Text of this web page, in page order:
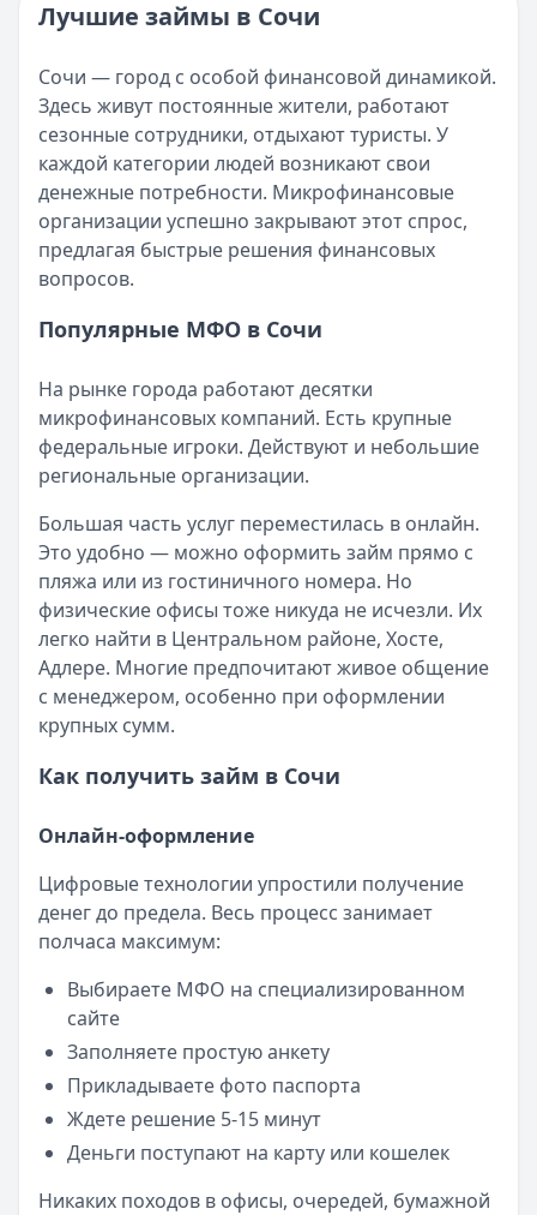
Категория:МФО и микрозаймы
Читать статью
Все статьи
Возврат переплаты в «Займере»: актуальная
Опубликовано:5 декабря 2025 г.
Категория:МФО
Читать новость
Срочный микрозайм 15 000 ₽ на карту: свежая
Кратко:Нужны 15 000 рублей на карту прямо сегодня?
Опубликовано:5 декабря 2025 г.
Категория:МФО
Читать новость
Кратко:В III квартале 2025 года владельцы iPhone
Категория:МФО
Читать новость
57 сервисов микрозаймов через Госуслуги: где
Кратко:Авторизация через Госуслуги ускоряет
Опубликовано:
Категория:
МФО
Читать новость
Смс о «одобренном займе» от Bigmani Ru: как
Кратко:
Пришло СМС об одобрении займа от Bigmani
Опубликовано:
23 ноября 2025 г.
Категория:
Читать новость
Все новости
Лучшие займы в Сочи
Сочи — город с особой финансовой динамикой.
Здесь живут постоянные жители, работают
сезонные сотрудники, отдыхают туристы. У
каждой категории людей возникают свои
денежные потребности. Микрофинансовые
организации успешно закрывают этот спрос,
предлагая быстрые решения финансовых
вопросов.
Популярные МФО в Сочи
На рынке города работают десятки
микрофинансовых компаний. Есть крупные
федеральные игроки. Действуют и небольшие
региональные организации.
Большая часть услуг переместилась в онлайн.
Это удобно — можно оформить займ прямо с
пляжа или из гостиничного номера. Но
физические офисы тоже никуда не исчезли. Их
легко найти в Центральном районе, Хосте,
Адлере. Многие предпочитают живое общение
с менеджером, особенно при оформлении
крупных сумм.
Как получить займ в Сочи
Онлайн-оформление
Цифровые технологии упростили получение
денег до предела. Весь процесс занимает
полчаса максимум:
Выбираете МФО на специализированном
сайте
Заполняете простую анкету
Прикладываете фото паспорта
Ждете решение 5-15 минут
Деньги поступают на карту или кошелек
Никаких походов в офисы, очередей, бумажной